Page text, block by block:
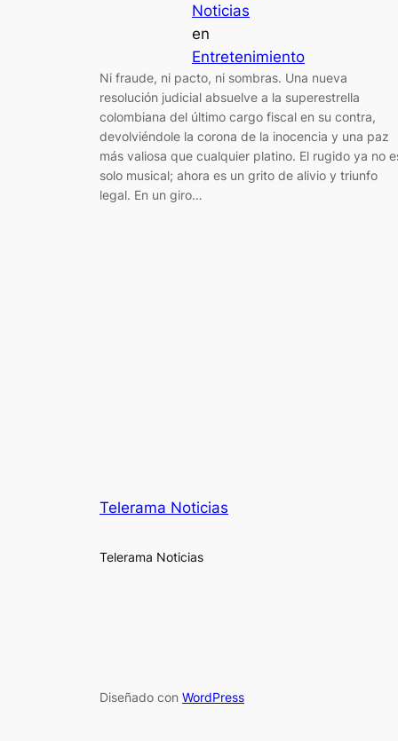
Noticias
en
Entretenimiento
Ni fraude, ni pacto, ni sombras. Una nueva
resolución judicial absuelve a la superestrella
colombiana del último cargo fiscal en su contra,
devolviéndole la corona de la inocencia y una paz
más valiosa que cualquier platino. El rugido ya no
solo musical; ahora es un grito de alivio y triunfo
legal. En un giro…
Telerama Noticias
Telerama Noticias
Diseñado con WordPress